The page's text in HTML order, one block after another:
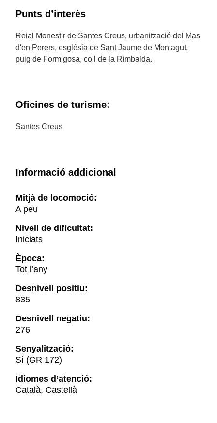
Punts d’interès
Reial Monestir de Santes Creus, urbanització del Mas
d'en Perers, església de Sant Jaume de Montagut,
puig de Formigosa, coll de la Rimbalda.
Oficines de turisme:
Santes Creus
Informació addicional
Mitjà de locomoció:
A peu
Nivell de dificultat:
Iniciats
Època:
Tot l’any
Desnivell positiu:
835
Desnivell negatiu:
276
Senyalització:
Sí (GR 172)
Idiomes d’atenció:
Català, Castellà